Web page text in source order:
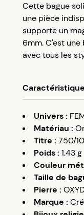
compte client et
votre cagnotte
Utilisez votre
prochaine
Cette bague
une pièce
supporte un
6mm. C'est
avec tous les
Univers:
Matériau :
Titre : 750/
Poids: 1.43g
Couleur
Taille de
Pierre :
Marque :